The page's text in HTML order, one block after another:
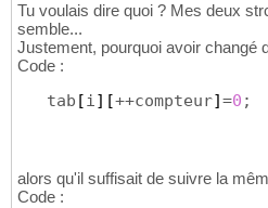
Tu voulais dire quoi ? Mes deux
semble...
Justement, pourquoi avoir changé
Code :
   tab
[i] [++compteur]=0 ;
alors qu'il suffisait de suivre la
Code :